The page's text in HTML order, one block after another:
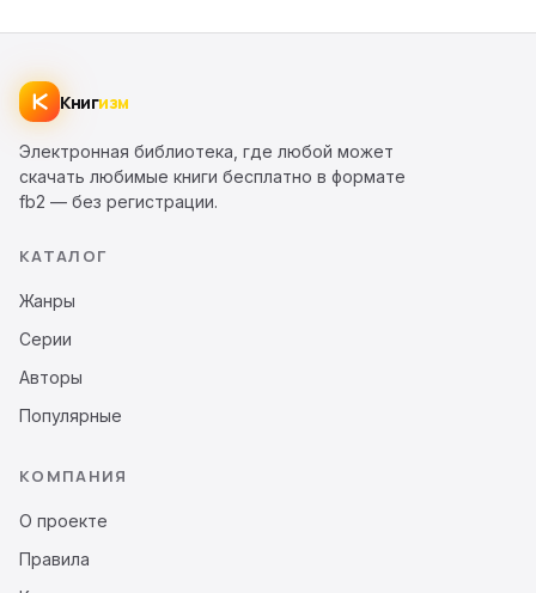
Книгизм
Электронная библиотека, где любой может
скачать любимые книги бесплатно в формате
fb2 — без регистрации.
КАТАЛОГ
Жанры
Серии
Авторы
Популярные
КОМПАНИЯ
О проекте
Правила